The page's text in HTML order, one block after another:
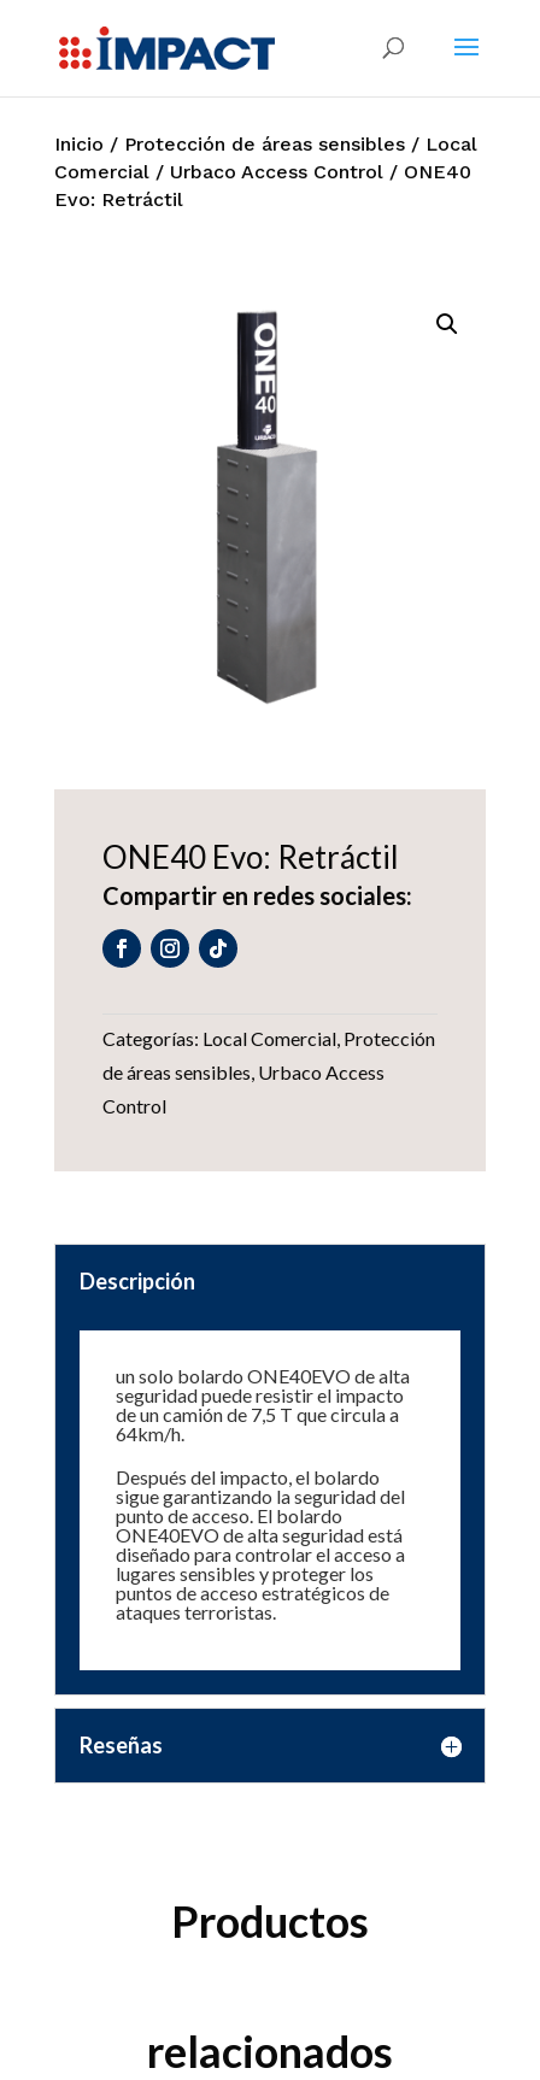
Inicio / Protección de áreas sensibles/ Local
Comercial/ Urbaco Access Control/ ONE40
Evo: Retráctil
ONE40 Evo: Retráctil
Compartir en redes sociales:
Categorías: Local Comercial, Protección
de áreas sensibles, Urbaco Access
Control
Descripción
un solo bolardo ONE40EVO de alta
seguridad puede resistir el impacto
de un camión de 7,5 T que circula a
64km/h.
Después del impacto, el bolardo
sigue garantizando la seguridad del
punto de acceso. El bolardo
ONE40EVO de alta seguridad está
diseñado para controlar el acceso a
lugares sensibles y proteger los
puntos de acceso estratégicos de
ataques terroristas.
Reseñas
Productos
relacionados